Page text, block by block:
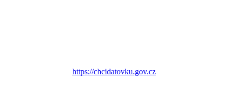
https://chcidatovku.gov.cz